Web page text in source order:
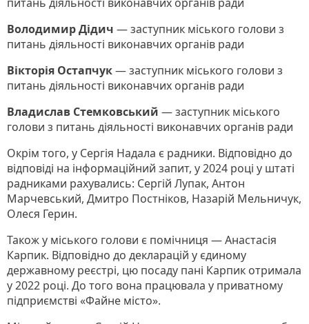
Володимир Дідич — заступник міського голови з
питань діяльності виконавчих органів ради
Вікторія Остапчук— заступник міського голови з
питань діяльності виконавчих органів ради
Владислав Стемковський — заступник міського
голови з питань діяльності виконавчих органів ради
Окрім того, у Сергія Надала є радники. Відповідно до
відповіді на інформаційний запит, у 2024 році у штаті
радниками рахувались: Сергій Лупак, Антон
Марчевський, Дмитро Постніков, Назарій Мельничук,
Олеся Герин.
Також у міського голови є помічниця — Анастасія
Карпик. Відповідно до декларацій у єдиному
державному реєстрі, цю посаду пані Карпик отримала
у 2022 році. До того вона працювала у приватному
підприємстві «Файне місто».